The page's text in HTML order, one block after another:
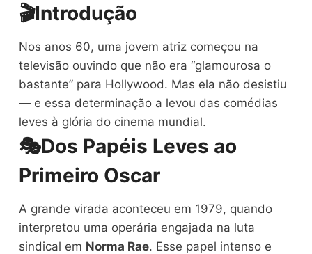
🎬Introdução
Nos anos 60, uma jovem atriz começou na
televisão ouvindo que não era “glamourosa o
bastante” para Hollywood. Mas ela não desistiu
— e essa determinação a levou das comédias
leves à glória do cinema mundial.
🎭Dos Papéis Leves ao
Primeiro Oscar
A grande virada aconteceu em 1979, quando
interpretou uma operária engajada na luta
sindical em Norma Rae. Esse papel intenso e